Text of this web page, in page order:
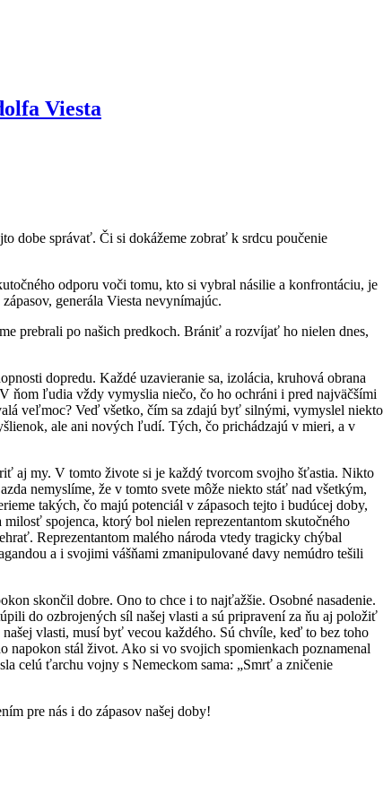
Viesta
dobe správať. Či si dokážeme zobrať k srdcu poučenie
odporu voči tomu, kto si vybral násilie a konfrontáciu, je
generála Viesta nevynímajúc.
prebrali po našich predkoch. Brániť a rozvíjať ho nielen dnes,
dopredu. Každé uzavieranie sa, izolácia, kruhová obrana
ňom ľudia vždy vymyslia niečo, čo ho ochráni i pred najväčšími
veľmoc? Veď všetko, čím sa zdajú byť silnými, vymyslel niekto
ale ani nových ľudí. Tých, čo prichádzajú v mieri, a v
aj my. V tomto živote si je každý tvorcom svojho šťastia. Nikto
nemyslíme, že v tomto svete môže niekto stáť nad všetkým,
takých, čo majú potenciál v zápasoch tejto i budúcej doby,
spojenca, ktorý bol nielen reprezentantom skutočného
Reprezentantom malého národa vtedy tragicky chýbal
a i svojimi vášňami zmanipulované davy nemúdro tešili
skončil dobre. Ono to chce i to najťažšie. Osobné nasadenie.
do ozbrojených síl našej vlasti a sú pripravení za ňu aj položiť
vlasti, musí byť vecou každého. Sú chvíle, keď to bez toho
stál život. Ako si vo svojich spomienkach poznamenal
celú ťarchu vojny s Nemeckom sama: „Smrť a zničenie
pre nás i do zápasov našej doby!